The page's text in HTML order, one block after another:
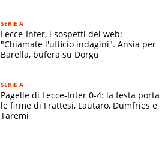
SERIE A
Lecce-Inter, i sospetti del web:
"Chiamate l'ufficio indagini". Ansia per
Barella, bufera su Dorgu
SERIE A
Pagelle di Lecce-Inter 0-4: la festa porta
le firme di Frattesi, Lautaro, Dumfries e
Taremi